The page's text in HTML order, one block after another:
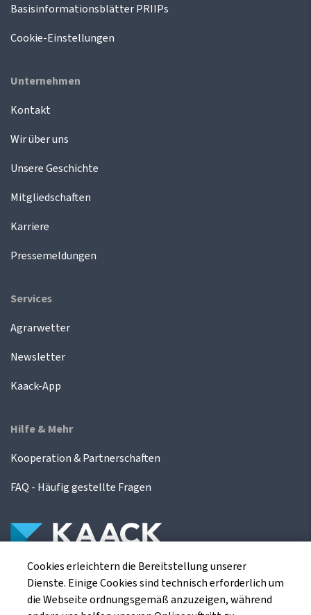
Basisinformationsblätter PRIIPs
Cookie-Einstellungen
Unternehmen
Kontakt
Wir über uns
Unsere Geschichte
Mitgliedschaften
Karriere
Pressemeldungen
Services
Agrarwetter
Newsletter
Kaack-App
Hilfe & Mehr
Kooperation & Partnerschaften
FAQ - Häufig gestellte Fragen
Die Kaack Terminhandel GmbH ist ein
Finanzdienstleistungsinstitut für die europäischen
Agrarterminbörsen.
Cookies erleichtern die Bereitstellung unserer
Dienste. Einige Cookies sind technisch erforderlich um
die Webseite ordnungsgemäß anzuzeigen, während